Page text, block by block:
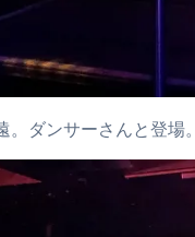
ダンサーさんと登場。